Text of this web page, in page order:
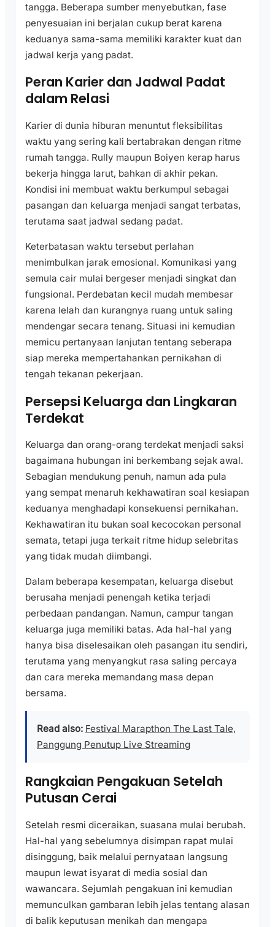
tangga. Beberapa sumber menyebutkan, fase
penyesuaian ini berjalan cukup berat karena
keduanya sama-sama memiliki karakter kuat dan
jadwal kerja yang padat.
Peran Karier dan Jadwal Padat
dalam Relasi
Karier di dunia hiburan menuntut fleksibilitas
waktu yang sering kali bertabrakan dengan ritme
rumah tangga. Rully maupun Boiyen kerap harus
bekerja hingga larut, bahkan di akhir pekan.
Kondisi ini membuat waktu berkumpul sebagai
pasangan dan keluarga menjadi sangat terbatas,
terutama saat jadwal sedang padat.
Keterbatasan waktu tersebut perlahan
menimbulkan jarak emosional. Komunikasi yang
semula cair mulai bergeser menjadi singkat dan
fungsional. Perdebatan kecil mudah membesar
karena lelah dan kurangnya ruang untuk saling
mendengar secara tenang. Situasi ini kemudian
memicu pertanyaan lanjutan tentang seberapa
siap mereka mempertahankan pernikahan di
tengah tekanan pekerjaan.
Persepsi Keluarga dan Lingkaran
Terdekat
Keluarga dan orang-orang terdekat menjadi saksi
bagaimana hubungan ini berkembang sejak awal.
Sebagian mendukung penuh, namun ada pula
yang sempat menaruh kekhawatiran soal kesiapan
keduanya menghadapi konsekuensi pernikahan.
Kekhawatiran itu bukan soal kecocokan personal
semata, tetapi juga terkait ritme hidup selebritas
yang tidak mudah diimbangi.
Dalam beberapa kesempatan, keluarga disebut
berusaha menjadi penengah ketika terjadi
perbedaan pandangan. Namun, campur tangan
keluarga juga memiliki batas. Ada hal-hal yang
hanya bisa diselesaikan oleh pasangan itu sendiri,
terutama yang menyangkut rasa saling percaya
dan cara mereka memandang masa depan
bersama.
Read also: Festival Marapthon The Last Tale,
Panggung Penutup Live Streaming
Rangkaian Pengakuan Setelah
Putusan Cerai
Setelah resmi diceraikan, suasana mulai berubah.
Hal-hal yang sebelumnya disimpan rapat mulai
disinggung, baik melalui pernyataan langsung
maupun lewat isyarat di media sosial dan
wawancara. Sejumlah pengakuan ini kemudian
memunculkan gambaran lebih jelas tentang alasan
di balik keputusan menikah dan mengapa